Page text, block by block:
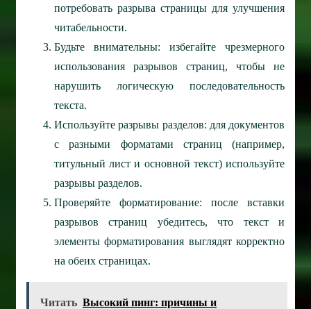
потребовать разрыва страницы для улучшения
читабельности.
Будьте внимательны: избегайте чрезмерного
использования разрывов страниц, чтобы не
нарушить логическую последовательность
текста.
Используйте разрывы разделов: для документов
с разными форматами страниц (например,
титульный лист и основной текст) используйте
разрывы разделов.
Проверяйте форматирование: после вставки
разрывов страниц убедитесь, что текст и
элементы форматирования выглядят корректно
на обеих страницах.
Читать Высокий пинг: причины и